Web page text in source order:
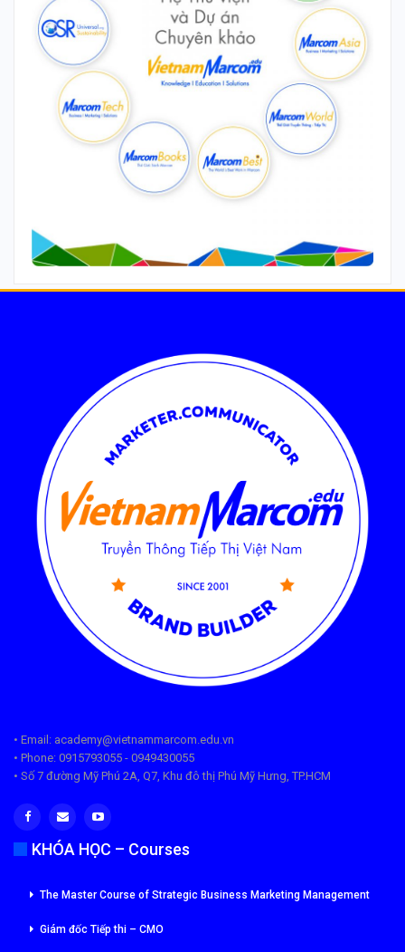
• Email: academy@vietnammarcom.edu.vn
• Phone: 0915793055 - 0949430055
• Số 7 đường Mỹ Phú 2A, Q7, Khu đô thị Phú Mỹ Hưng, TP.HCM
KHÓA HỌC – Courses
The Master Course of Strategic Business Marketing Management
Giám đốc Tiếp thi – CMO